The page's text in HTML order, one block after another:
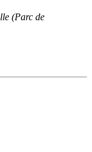
(Parc de